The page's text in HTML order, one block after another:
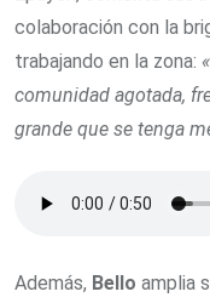
colaboración con la
trabajando en la zona:
comunidad agotada,
grande que se tenga
Además, Bello amplia